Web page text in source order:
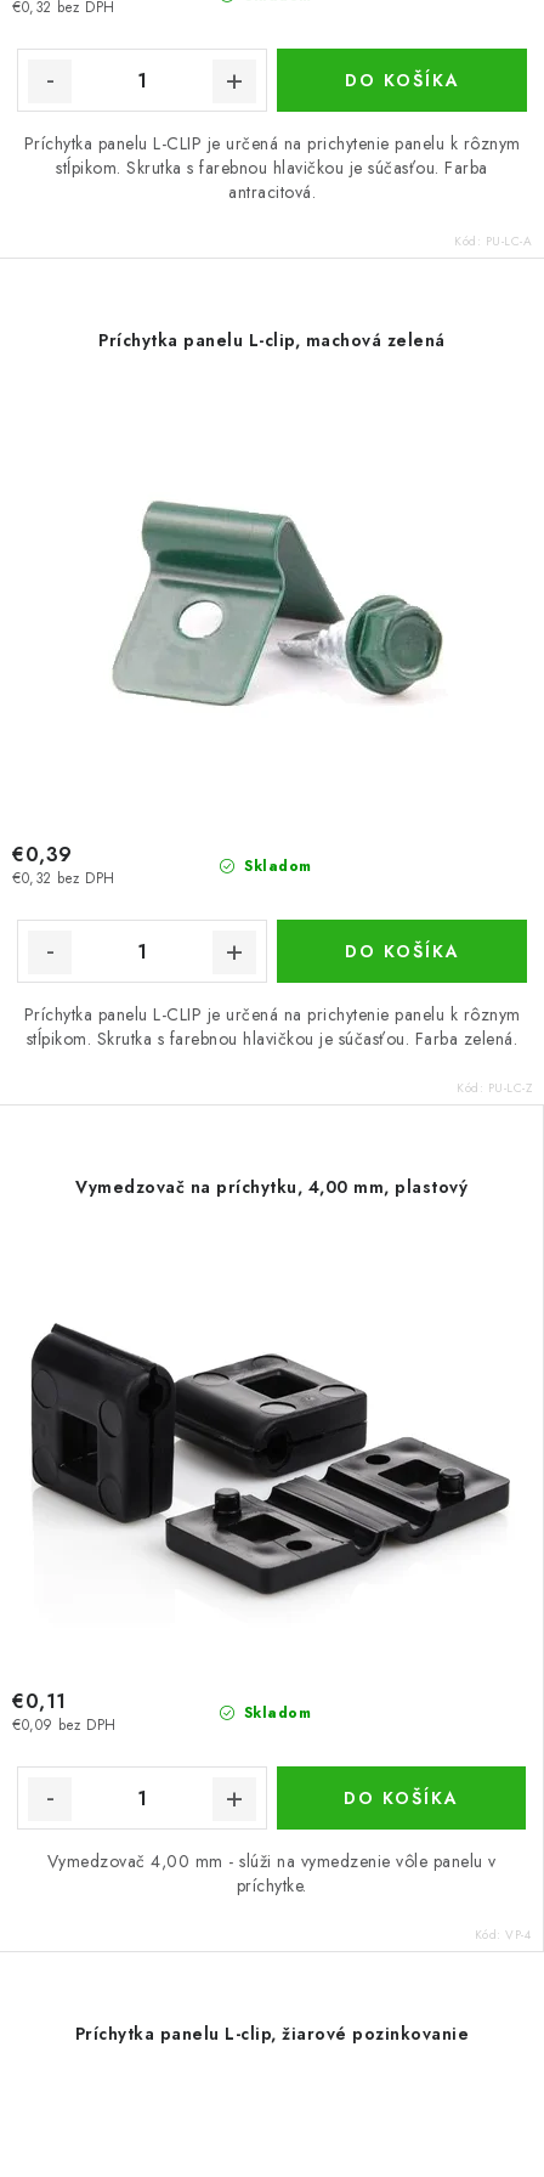
€0,32 bez DPH
DO KOŠÍKA
Príchytka panelu L-CLIP je určená na prichytenie panelu k rôznym
stĺpikom. Skrutka s farebnou hlavičkou je súčasťou. Farba
antracitová.
Kód: PU-LC-A
Príchytka panelu L-clip, machová zelená
Skladom
€0,32 bez DPH
€0,39
DO KOŠÍKA
Príchytka panelu L-CLIP je určená na prichytenie panelu k rôznym
stĺpikom. Skrutka s farebnou hlavičkou je súčasťou. Farba zelená.
Kód: PU-LC-Z
Vymedzovač na príchytku, 4,00 mm, plastový
Skladom
€0,09 bez DPH
€0,11
DO KOŠÍKA
Vymedzovač 4,00 mm - slúži na vymedzenie vôle panelu v
príchytke.
Kód: VP-4
Príchytka panelu L-clip, žiarové pozinkovanie